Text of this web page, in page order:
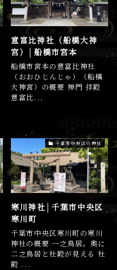
意富比神社（船橋大神
宮）│船橋市宮本
船橋市宮本の意富比神社
（おおひじんじゃ）（船橋
大神宮）の概要 神門 拝殿
意富比...
千葉市中央区の神社
寒川神社│千葉市中央区
寒川町
千葉市中央区寒川町の寒川
神社の概要 一之鳥居。奥に
二之鳥居と社殿が見える 社
殿 ...